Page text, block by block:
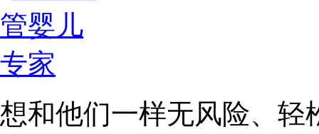
想和他们一样无风险、轻